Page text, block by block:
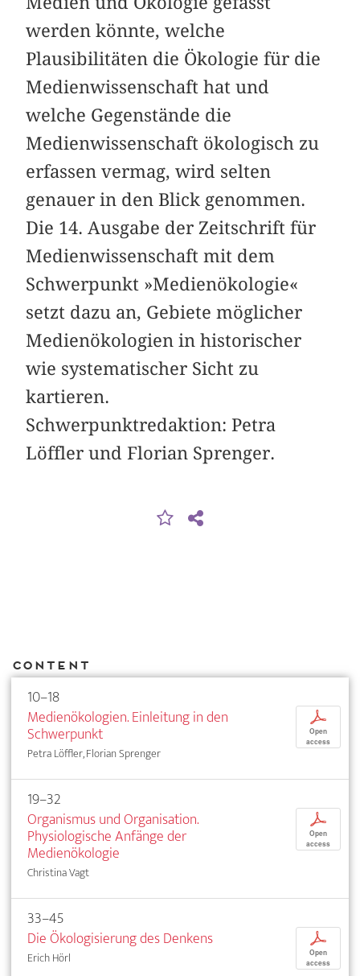
werden könnte, welche
Plausibilitäten die Ökologie für die
Medienwissenschaft hat und
welche Gegenstände die
Medienwissenschaft ökologisch zu
erfassen vermag, wird selten
genauer in den Blick genommen.
Die 14. Ausgabe der Zeitschrift für
Medienwissenschaft mit dem
Schwerpunkt »Medienökologie«
setzt dazu an, Gebiete möglicher
Medienökologien in historischer
wie systematischer Sicht zu
kartieren.
Schwerpunktredaktion: Petra
Löffler und Florian Sprenger.
Content
10–18
Medienökologien. Einleitung in den
Schwerpunkt
Petra Löffler, Florian Sprenger
p
Open
access
19–32
Organismus und Organisation.
Physiologische Anfänge der
Medienökologie
Christina Vagt
p
Open
access
33–45
Die Ökologisierung des Denkens
Erich Hörl
p
Open
access